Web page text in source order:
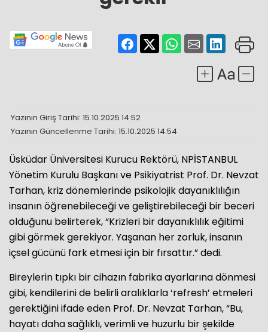
Yazının Giriş Tarihi: 15.10.2025 14:52
Yazının Güncellenme Tarihi: 15.10.2025 14:54
Üsküdar Üniversitesi Kurucu Rektörü, NPİSTANBUL
Yönetim Kurulu Başkanı ve Psikiyatrist Prof. Dr. Nevzat
Tarhan, kriz dönemlerinde psikolojik dayanıklılığın
insanın öğrenebileceği ve geliştirebileceği bir beceri
olduğunu belirterek, “Krizleri bir dayanıklılık eğitimi
gibi görmek gerekiyor. Yaşanan her zorluk, insanın
içsel gücünü fark etmesi için bir fırsattır.” dedi.
Bireylerin tıpkı bir cihazın fabrika ayarlarına dönmesi
gibi, kendilerini de belirli aralıklarla ‘refresh’ etmeleri
gerektiğini ifade eden Prof. Dr. Nevzat Tarhan, “Bu,
hayatı daha sağlıklı, verimli ve huzurlu bir şekilde